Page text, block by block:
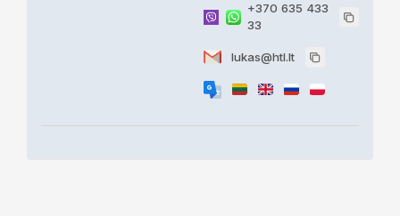
+370 635 433
33
lukas@htl.lt